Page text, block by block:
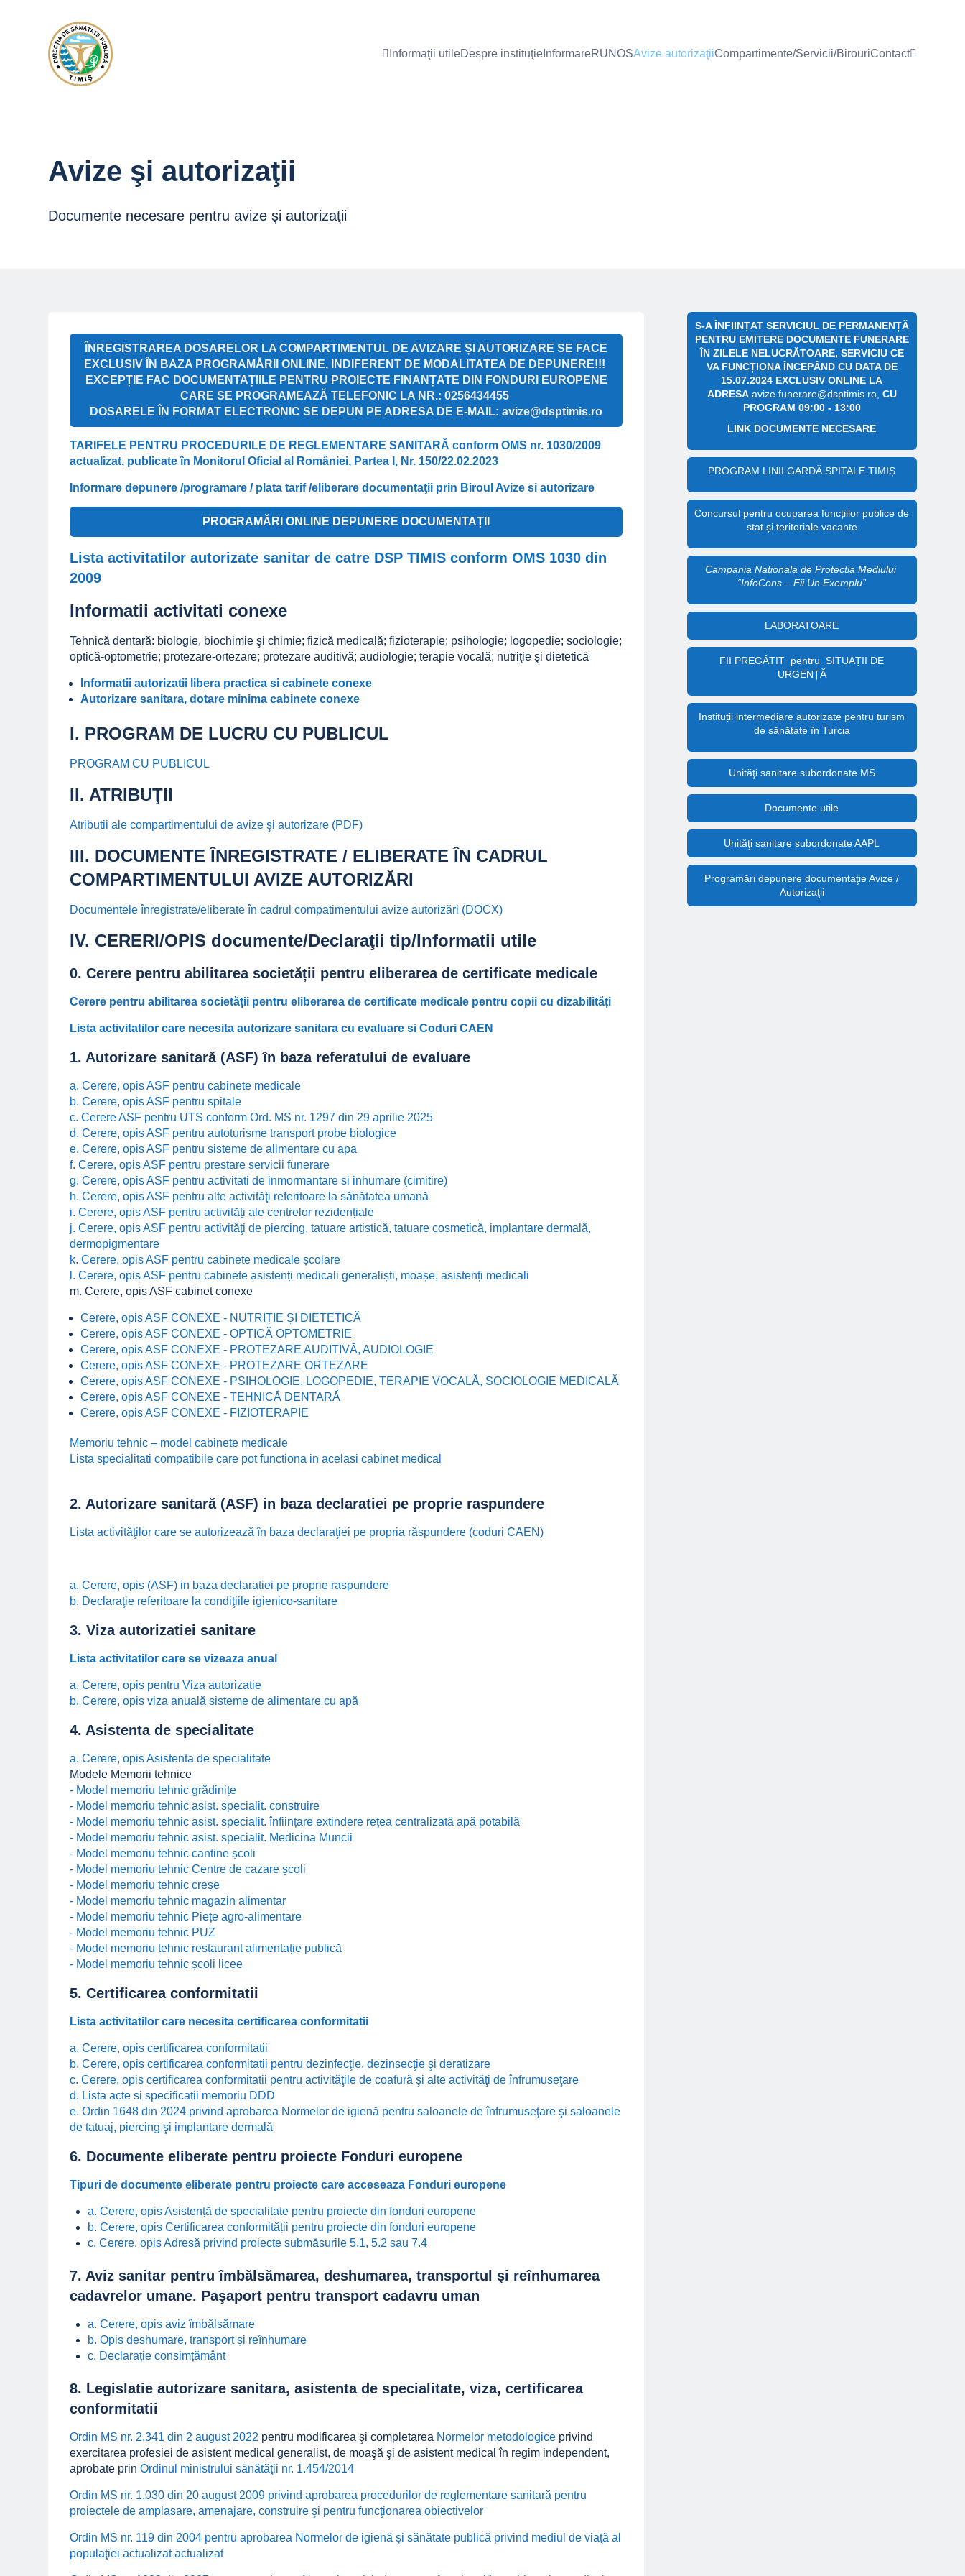
Informaţii utileDespre instituţieInformareRUNOSAvize autorizaţiiCompartimente/Servicii/BirouriContact
Avize şi autorizaţii
Documente necesare pentru avize şi autorizaţii
ÎNREGISTRAREA DOSARELOR LA COMPARTIMENTUL DE AVIZARE ȘI AUTORIZARE SE FACE
EXCLUSIV ÎN BAZA PROGRAMĂRII ONLINE, INDIFERENT DE MODALITATEA DE DEPUNERE!!!
EXCEPȚIE FAC DOCUMENTAȚIILE PENTRU PROIECTE FINANȚATE DIN FONDURI EUROPENE
CARE SE PROGRAMEAZĂ TELEFONIC LA NR.: 0256434455
DOSARELE ÎN FORMAT ELECTRONIC SE DEPUN PE ADRESA DE E-MAIL: avize@dsptimis.ro
TARIFELE PENTRU PROCEDURILE DE REGLEMENTARE SANITARĂ conform OMS nr. 1030/2009
actualizat, publicate în Monitorul Oficial al României, Partea I, Nr. 150/22.02.2023
Informare depunere /programare / plata tarif /eliberare documentaţii prin Biroul Avize si autorizare
PROGRAMĂRI ONLINE DEPUNERE DOCUMENTAȚII
Lista activitatilor autorizate sanitar de catre DSP TIMIS conform OMS 1030 din
2009
Informatii activitati conexe
Tehnică dentară: biologie, biochimie şi chimie; fizică medicală; fizioterapie; psihologie; logopedie; sociologie;
optică-optometrie; protezare-ortezare; protezare auditivă; audiologie; terapie vocală; nutriţie şi dietetică
Informatii autorizatii libera practica si cabinete conexe
Autorizare sanitara, dotare minima cabinete conexe
I. PROGRAM DE LUCRU CU PUBLICUL
PROGRAM CU PUBLICUL
II. ATRIBUŢII
Atributii ale compartimentului de avize şi autorizare (PDF)
III. DOCUMENTE ÎNREGISTRATE / ELIBERATE ÎN CADRUL
COMPARTIMENTULUI AVIZE AUTORIZĂRI
Documentele înregistrate/eliberate în cadrul compatimentului avize autorizări (DOCX)
IV. CERERI/OPIS documente/Declaraţii tip/Informatii utile
0. Cerere pentru abilitarea societății pentru eliberarea de certificate medicale
Cerere pentru abilitarea societății pentru eliberarea de certificate medicale pentru copii cu dizabilități
Lista activitatilor care necesita autorizare sanitara cu evaluare si Coduri CAEN
1. Autorizare sanitară (ASF) în baza referatului de evaluare
a.Cerere, opis ASF pentru cabinete medicale
b.Cerere, opis ASF pentru spitale
c. Cerere ASF pentru UTS conform Ord. MS nr. 1297 din 29 aprilie 2025
d.Cerere, opis ASF pentru autoturisme transport probe biologice
e. Cerere, opis ASF pentru sisteme de alimentare cu apa
f. Cerere, opis ASF pentru prestare servicii funerare
g. Cerere, opis ASF pentru activitati de inmormantare si inhumare (cimitire)
h. Cerere, opis ASF pentru alte activităţi referitoare la sănătatea umană
i.Cerere, opis ASF pentru activități ale centrelor rezidențiale
j. Cerere, opis ASF pentru activităţi de piercing, tatuare artistică, tatuare cosmetică, implantare dermală,
dermopigmentare
k.Cerere, opis ASF pentru cabinete medicale școlare
l.Cerere, opis ASF pentru cabinete asistenți medicali generaliști, moașe, asistenți medicali
m.Cerere, opis ASF cabinet conexe
Cerere, opis ASF CONEXE - NUTRIȚIE ȘI DIETETICĂ
Cerere, opis ASF CONEXE - OPTICĂ OPTOMETRIE
Cerere, opis ASF CONEXE - PROTEZARE AUDITIVĂ, AUDIOLOGIE
Cerere, opis ASF CONEXE - PROTEZARE ORTEZARE
Cerere, opis ASF CONEXE - PSIHOLOGIE, LOGOPEDIE, TERAPIE VOCALĂ, SOCIOLOGIE MEDICALĂ
Cerere, opis ASF CONEXE - TEHNICĂ DENTARĂ
Cerere, opis ASF CONEXE - FIZIOTERAPIE
Memoriu tehnic – model cabinete medicale
Lista specialitati compatibile care pot functiona in acelasi cabinet medical
2. Autorizare sanitară (ASF) in baza declaratiei pe proprie raspundere
Lista activităţilor care se autorizează în baza declaraţiei pe propria răspundere (coduri CAEN)
a. Cerere, opis (ASF) in baza declaratiei pe proprie raspundere
b. Declaraţie referitoare la condiţiile igienico-sanitare
3. Viza autorizatiei sanitare
Lista activitatilor care se vizeaza anual
a. Cerere, opis pentru Viza autorizatie
b. Cerere, opis viza anuală sisteme de alimentare cu apă
4. Asistenta de specialitate
a. Cerere, opis Asistenta de specialitate
Modele Memorii tehnice
- Model memoriu tehnic grădinițe
- Model memoriu tehnic asist. specialit. construire
- Model memoriu tehnic asist. specialit. înființare extindere rețea centralizată apă potabilă
- Model memoriu tehnic asist. specialit. Medicina Muncii
- Model memoriu tehnic cantine școli
- Model memoriu tehnic Centre de cazare școli
- Model memoriu tehnic creșe
- Model memoriu tehnic magazin alimentar
- Model memoriu tehnic Piețe agro-alimentare
- Model memoriu tehnic PUZ
- Model memoriu tehnic restaurant alimentație publică
- Model memoriu tehnic școli licee
5. Certificarea conformitatii
Lista activitatilor care necesita certificarea conformitatii
a. Cerere, opis certificarea conformitatii
b. Cerere, opis certificarea conformitatii pentru dezinfecţie, dezinsecţie şi deratizare
c. Cerere, opis certificarea conformitatii pentru activităţile de coafură şi alte activităţi de înfrumuseţare
d. Lista acte si specificatii memoriu DDD
e. Ordin 1648 din 2024 privind aprobarea Normelor de igienă pentru saloanele de înfrumuseţare şi saloanele
de tatuaj, piercing şi implantare dermală
6. Documente eliberate pentru proiecte Fonduri europene
Tipuri de documente eliberate pentru proiecte care acceseaza Fonduri europene
a. Cerere, opis Asistență de specialitate pentru proiecte din fonduri europene
b. Cerere, opis Certificarea conformității pentru proiecte din fonduri europene
c. Cerere, opis Adresă privind proiecte submăsurile 5.1, 5.2 sau 7.4
7. Aviz sanitar pentru îmbălsămarea, deshumarea, transportul şi reînhumarea
cadavrelor umane. Paşaport pentru transport cadavru uman
a. Cerere, opis aviz îmbălsămare
b. Opis deshumare, transport și reînhumare
c. Declarație consimțământ
8. Legislatie autorizare sanitara, asistenta de specialitate, viza, certificarea
conformitatii
Ordin MS nr. 2.341 din 2 august 2022 pentru modificareaşi completarea Normelor metodologice privind
exercitarea profesiei de asistent medical generalist, de moaşă şi de asistent medicalîn regim independent,
aprobate prin Ordinul ministrului sănătăţii nr. 1.454/2014
Ordin MS nr. 1.030 din 20 august 2009 privind aprobarea procedurilor de reglementare sanitară pentru
proiectele de amplasare, amenajare, construire şi pentru funcţionarea obiectivelor
Ordin MS nr. 119 din 2004 pentru aprobarea Normelor de igienă şi sănătate publică privind mediul de viaţă al
populaţiei actualizat actualizat
S-A ÎNFIINȚAT SERVICIUL DE PERMANENȚĂ
PENTRU EMITERE DOCUMENTE FUNERARE
ÎN ZILELE NELUCRĂTOARE, SERVICIU CE
VA FUNCȚIONA ÎNCEPÂND CU DATA DE
15.07.2024 EXCLUSIV ONLINE LA
ADRESA avize.funerare@dsptimis.ro, CU
PROGRAM 09:00 - 13:00
LINK DOCUMENTE NECESARE
PROGRAM LINII GARDĂ SPITALE TIMIȘ
Concursul pentru ocuparea funcțiilor publice de
stat și teritoriale vacante
Campania Nationala de Protectia Mediului
“InfoCons – Fii Un Exemplu”
LABORATOARE
FII PREGĂTIT pentru SITUAȚII DE
URGENȚĂ
Instituții intermediare autorizate pentru turism
de sănătate în Turcia
Unităţi sanitare subordonate MS
Documente utile
Unităţi sanitare subordonate AAPL
Programări depunere documentaţie Avize /
Autorizaţii